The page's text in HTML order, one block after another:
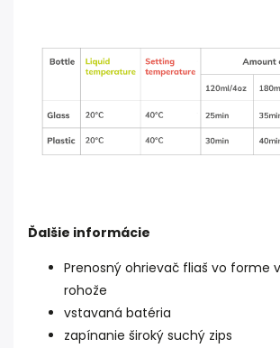
Ďalšie informácie
Prenosný ohrievač fliaš vo forme
rohože
vstavaná batéria
zapínanie široký suchý zips